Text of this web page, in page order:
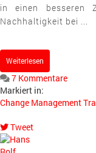
in einen besseren
Nachhaltigkeit bei ...
Weiterlesen
7 Kommentare
Markiert in:
Change Management
Tweet
pinterest